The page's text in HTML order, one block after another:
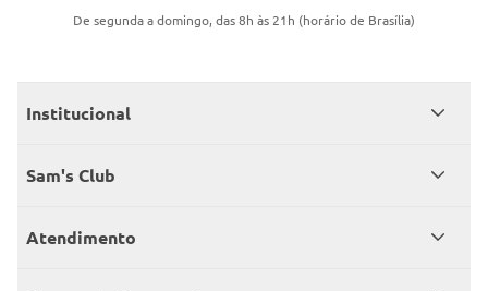
De segunda a domingo, das 8h às 21h (horário de Brasília)
Institucional
Quem somos
Sam's Club
Seja sócio
Atendimento